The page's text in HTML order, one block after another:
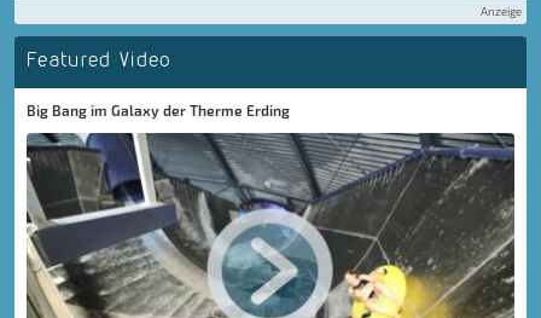
Anzeige
Featured Video
Big Bang im Galaxy der Therme Erding